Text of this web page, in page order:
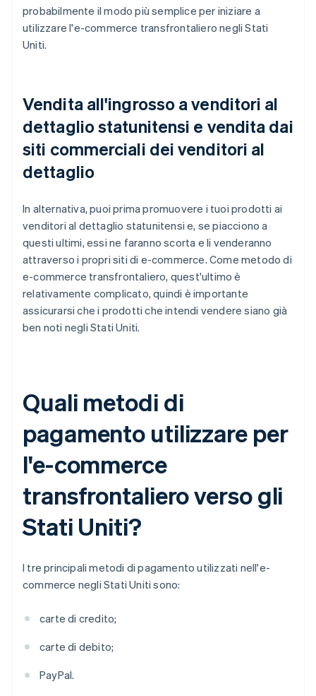
probabilmente il modo più semplice per iniziare a
utilizzare l'e-commerce transfrontaliero negli Stati
Uniti.
Vendita all'ingrosso a venditori al
dettaglio statunitensi e vendita dai
siti commerciali dei venditori al
dettaglio
In alternativa, puoi prima promuovere i tuoi prodotti ai
venditori al dettaglio statunitensi e, se piacciono a
questi ultimi, essi ne faranno scorta e li venderanno
attraverso i propri siti di e-commerce. Come metodo di
e-commerce transfrontaliero, quest'ultimo è
relativamente complicato, quindi è importante
assicurarsi che i prodotti che intendi vendere siano già
ben noti negli Stati Uniti.
Quali metodi di
pagamento utilizzare per
l'e-commerce
transfrontaliero verso gli
Stati Uniti?
I tre principali metodi di pagamento utilizzati nell'e-
commerce negli Stati Uniti sono:
carte di credito;
carte di debito;
PayPal.